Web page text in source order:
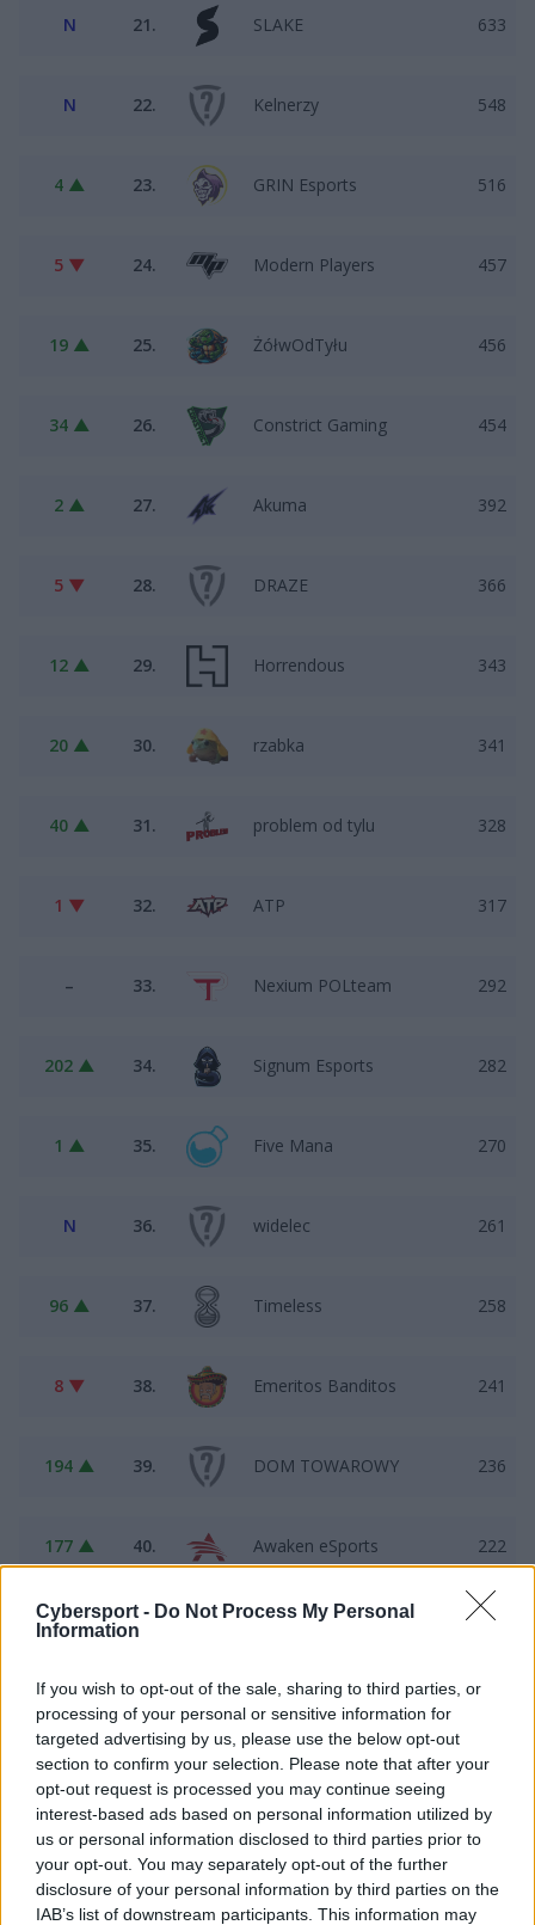
Cybersport - Do Not Process My Personal
Information
If you wish to opt-out of the sale, sharing to third parties, or
processing of your personal or sensitive information for
targeted advertising by us, please use the below opt-out
section to confirm your selection. Please note that after your
opt-out request is processed you may continue seeing
interest-based ads based on personal information utilized by
us or personal information disclosed to third parties prior to
your opt-out. You may separately opt-out of the further
disclosure of your personal information by third parties on the
IAB’s list of downstream participants. This information may
N 21. SLAKE 633
N 22. Kelnerzy 548
4 ▲ 23. GRIN Esports 516
5 ▼ 24. Modern Players 457
19 ▲ 25. ŻółwOdTyłu 456
34 ▲ 26. Constrict Gaming 454
2 ▲ 27. Akuma 392
5 ▼ 28. DRAZE 366
12 ▲ 29. Horrendous 343
20 ▲ 30. rzabka 341
40 ▲ 31. problem od tylu 328
1 ▼ 32. ATP 317
– 33. Nexium POLteam 292
202 ▲ 34. Signum Esports 282
1 ▲ 35. Five Mana 270
N 36. widelec 261
96 ▲ 37. Timeless 258
8 ▼ 38. Emeritos Banditos 241
194 ▲ 39. DOM TOWAROWY 236
177 ▲ 40. Awaken eSports 222
N 41. PENTA Club eV 215
14 ▲ 42. ZEN Esports
– 43. Horizon Esports
10 ▼ 44. WARJARCIEE